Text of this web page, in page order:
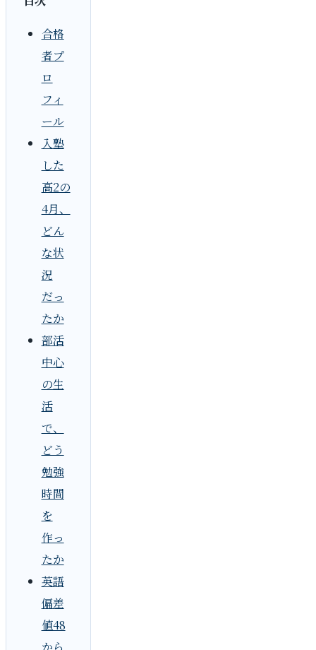
合格
者プ
ロ
フィ
ール
入塾
した
高2の
4月、
どん
な状
況
だっ
たか
部活
中心
の生
活
で、
どう
勉強
時間
を
作っ
たか
英語
偏差
値48
から